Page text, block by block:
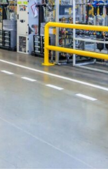
EN PORTADA marzo 2026